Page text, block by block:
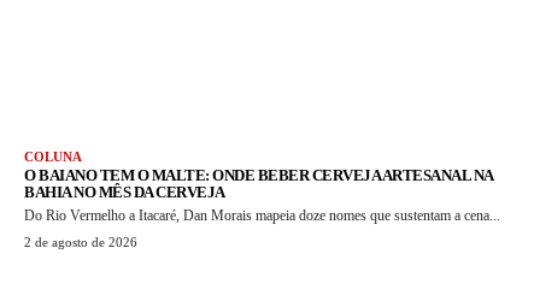
COLUNA
O BAIANO TEM O MALTE: ONDE BEBER CERVEJA ARTESANAL NA
BAHIA NO MÊS DA CERVEJA
Do Rio Vermelho a Itacaré, Dan Morais mapeia doze nomes que sustentam a cena...
2 de agosto de 2026